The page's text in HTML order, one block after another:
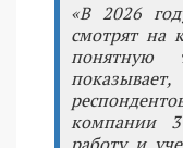
«В 2026
смотрят на
понятную
компании